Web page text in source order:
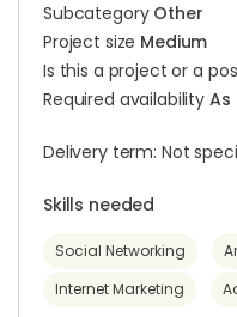
Subcategory Other
Project size Medium
Is this a project or a
Required availability As
Delivery term: Not
Skills needed
Social Networking
Internet Marketing